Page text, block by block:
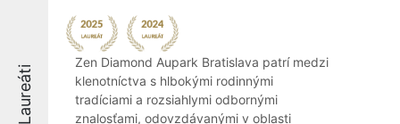
Laureáti
Zen Diamond Aupark Bratislava patrí medzi
klenotníctva s hlbokými rodinnými
tradíciami a rozsiahlymi odbornými
znalosťami, odovzdávanými v oblasti